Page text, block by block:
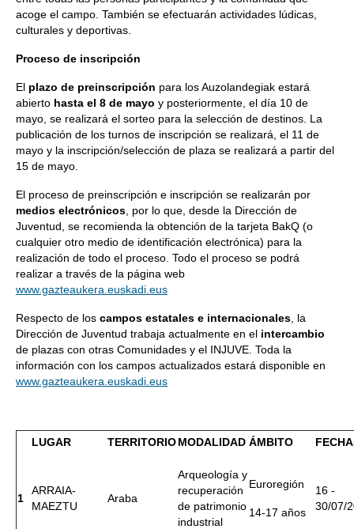
acoge el campo. También se efectuarán actividades lúdicas,
culturales y deportivas.
Proceso de inscripción
El plazo de preinscripción para los Auzolandegiak estará
abierto hasta el 8 de mayo y posteriormente, el día 10 de
mayo, se realizará el sorteo para la selección de destinos. La
publicación de los turnos de inscripción se realizará, el 11 de
mayo y la inscripción/selección de plaza se realizará a partir del
15 de mayo.
El proceso de preinscripción e inscripción se realizarán por
medios electrónicos , por lo que, desde la Dirección de
Juventud, se recomienda la obtención de la tarjeta BakQ (o
cualquier otro medio de identificación electrónica) para la
realización de todo el proceso. Todo el proceso se podrá
realizar a través de la página web
www.gazteaukera.euskadi.eus
Respecto de los campos estatales e internacionales , la
Dirección de Juventud trabaja actualmente en el intercambio
de plazas con otras Comunidades y el INJUVE. Toda la
información con los campos actualizados estará disponible en
www.gazteaukera.euskadi.eus
LUGAR TERRITORIOMODALIDAD ÁMBITO
1
ARRAIA-
MAEZTU
Araba
Arqueología y
recuperación
de patrimonio
industrial
Euroregión
14-17 años
16 -
30/07/